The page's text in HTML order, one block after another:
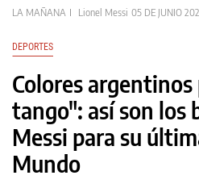
LA MAÑANA Lionel Messi 05 DE JUNIO
DEPORTES
Colores
tango": así son los
Messi para su
Mundo